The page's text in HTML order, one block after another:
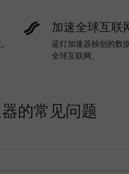
加速全球互联
蓝灯加速器独创的数
全球互联网。
的常见问题